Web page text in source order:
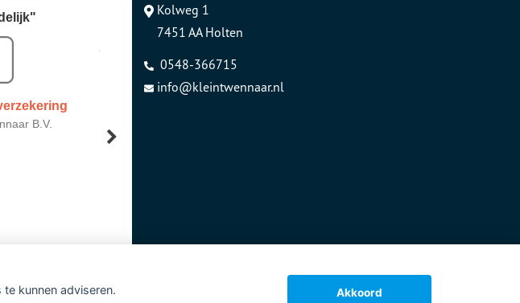
kunnen adviseren.
Akkoord
Kolweg 1
7451 AA Holten
0548-366715
info@kleintwennaar.nl